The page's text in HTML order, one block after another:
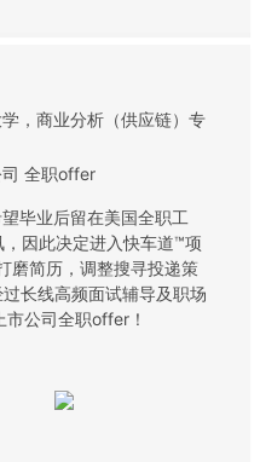
，商业分析（供应链）专
全职offer
毕业后留在美国全职工
因此决定进入快车道™项
磨简历，调整搜寻投递策
长线高频面试辅导及职场
公司全职offer！